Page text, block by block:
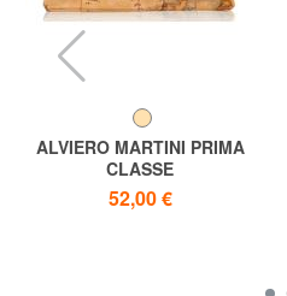
ALVIERO MARTINI PRIMA
CLASSE
Geo Flache Clutch
52,00 €